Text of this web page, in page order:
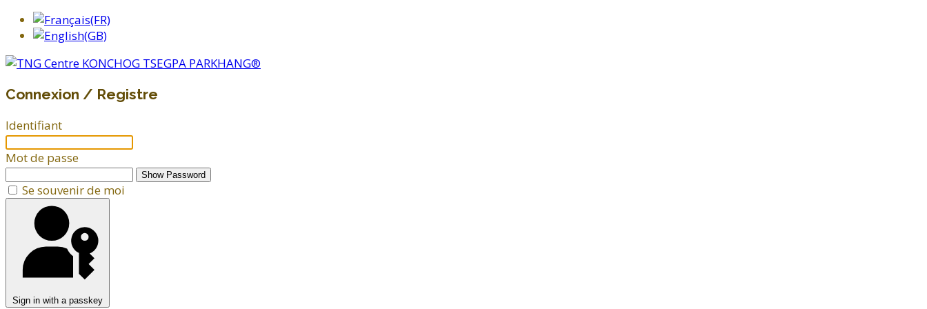
Connexion / Registre
Identifiant
Mot de passe
Show Password
Se souvenir de moi
Sign in with a passkey